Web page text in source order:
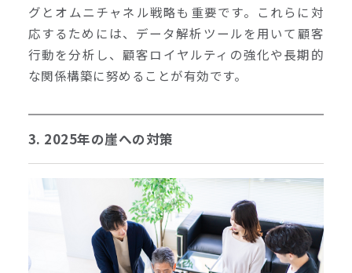
グとオムニチャネル戦略も重要です。これらに対
応するためには、データ解析ツールを用いて顧客
行動を分析し、顧客ロイヤルティの強化や長期的
な関係構築に努めることが有効です。
3. 2025年の崖への対策